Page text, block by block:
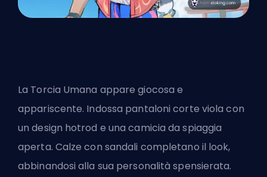
La Torcia Umana appare giocosa e
appariscente. Indossa pantaloni corte viola con
un design hotrod e una camicia da spiaggia
aperta. Calze con sandali completano il look,
abbinandosi alla sua personalità spensierata.